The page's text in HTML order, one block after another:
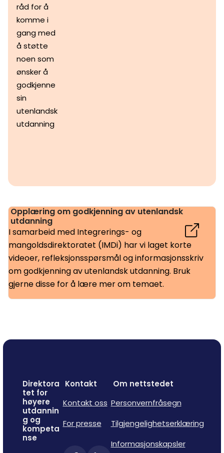
råd for å
komme i
gang med
å støtte
noen som
ønsker å
godkjenne
sin
utenlandsk
utdanning
Opplæring om godkjenning av utenlandsk
utdanning
I samarbeid med Integrerings- og
mangoldsdirektoratet (IMDi) har vi laget korte
videoer, refleksjonsspørsmål og informasjonsskriv
om godkjenning av utenlandsk utdanning. Bruk
gjerne disse for å lære mer om temaet.
Direktora
tet for
høyere
utdannin
g og
kompeta
nse
Kontakt
Kontakt oss
For presse
Om nettstedet
Personvernfråsegn
Tilgjengelighetserklæring
Informasjonskapsler